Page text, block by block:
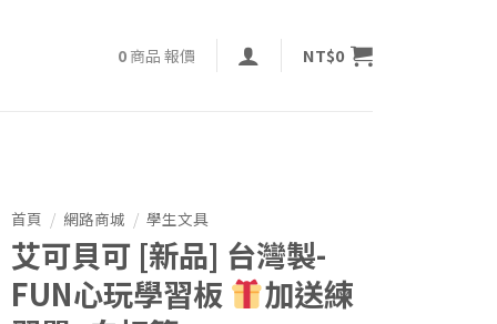
0 商品報價 NT$0
首頁 / 網路商城 / 學生文具
艾可貝可 [新品] 台灣製-
FUN心玩學習板
加送練